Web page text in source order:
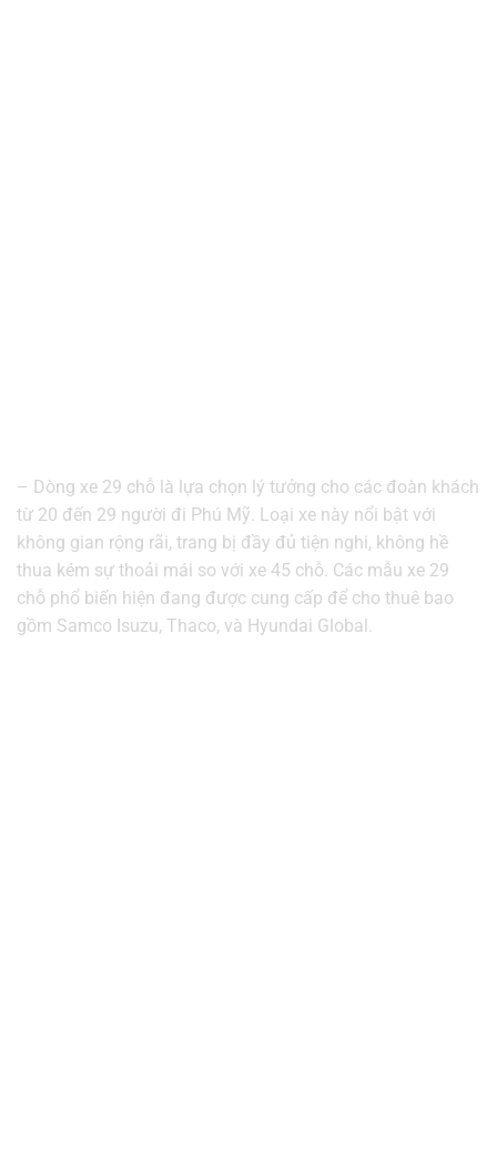
– Dòng xe 29 chỗ là lựa chọn lý tưởng cho các đoàn khách
từ 20 đến 29 người đi Phú Mỹ. Loại xe này nổi bật với
không gian rộng rãi, trang bị đầy đủ tiện nghi, không hề
thua kém sự thoải mái so với xe 45 chỗ. Các mẫu xe 29
chỗ phổ biến hiện đang được cung cấp để cho thuê bao
gồm Samco Isuzu, Thaco, và Hyundai Global.